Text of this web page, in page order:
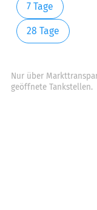
7 Tage
28 Tage
Nur über
geöffnete Tankstellen.